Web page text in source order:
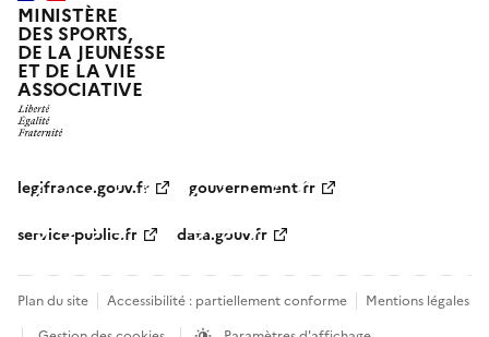
MINISTÈRE
DES SPORTS,
DE LA JEUNESSE
ET DE LA VIE
ASSOCIATIVE
legifrance.gouv.fr gouvernement.fr
service-public.fr data.gouv.fr
Plan du site Accessibilité : partiellement conforme
Mentions légales